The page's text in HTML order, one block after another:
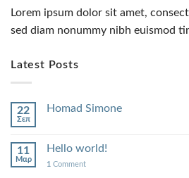
Lorem ipsum dolor sit amet,
sed diam nonummy nibh euismod
Latest Posts
22
Σεπ
Homad Simone
11
Μαρ
Hello world!
1 Comment